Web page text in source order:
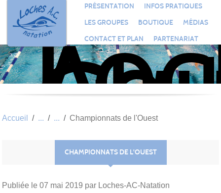
PRÉSENTATION
INFOS PRATIQUES
LES GROUPES
BOUTIQUE
MÉDIAS
CONTACT ET PLAN
PARTENARIAT
Accueil Championnats de l'Ouest
CHAMPIONNATS DE L'OUEST
Publiée le 07 mai 2019 par Loches-AC-Natation
Panneau de gestion des cookies